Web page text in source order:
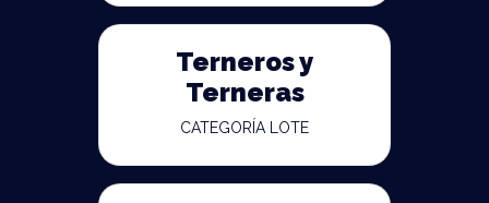
Terneros y
Terneras
CATEGORÍA LOTE